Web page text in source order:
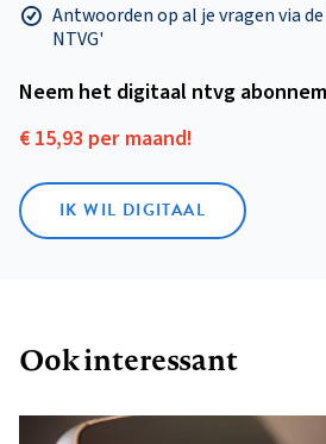
Antwoorden op al je vragen via
NTVG'
Neem het digitaal ntvg
€ 15,93 per maand!
IK WIL DIGITAAL
Ook interessant